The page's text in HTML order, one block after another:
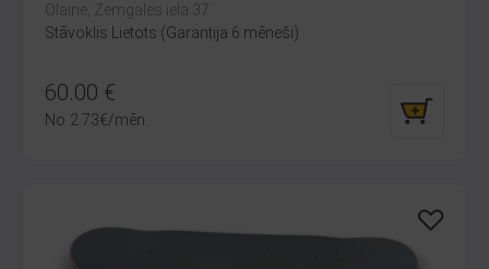
Olaine, Zemgales iela 37
Stāvoklis Lietots (Garantija 6 mēneši)
60.00 €
No 2.73€/mēn.